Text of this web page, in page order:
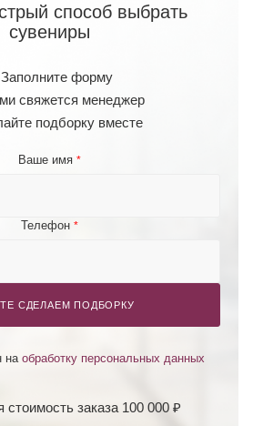
способ выбрать
сувениры
форму
свяжется менеджер
подборку вместе
Ваше имя *
Телефон *
СДЕЛАЕМ ПОДБОРКУ
на обработку персональных данных
заказа 100 000 ₽